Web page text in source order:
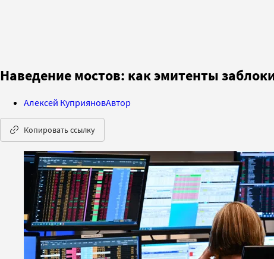
Наведение мостов: как эмитенты
Алексей КуприяновАвтор
Копировать ссылку